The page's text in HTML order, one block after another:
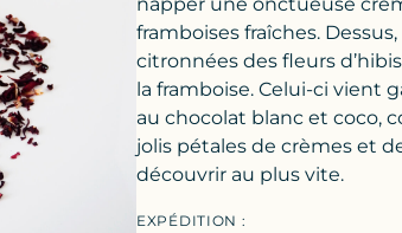
framboises fraîches.
citronnées des fleurs
la framboise. Celui-ci vient
au chocolat blanc et coco,
jolis pétales de crèmes et
découvrir au plus vite.
EXPÉDITION :